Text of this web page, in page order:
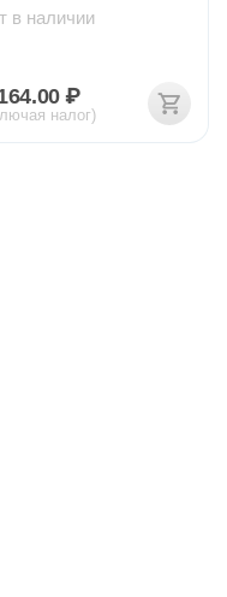
в наличии
₽
налог)